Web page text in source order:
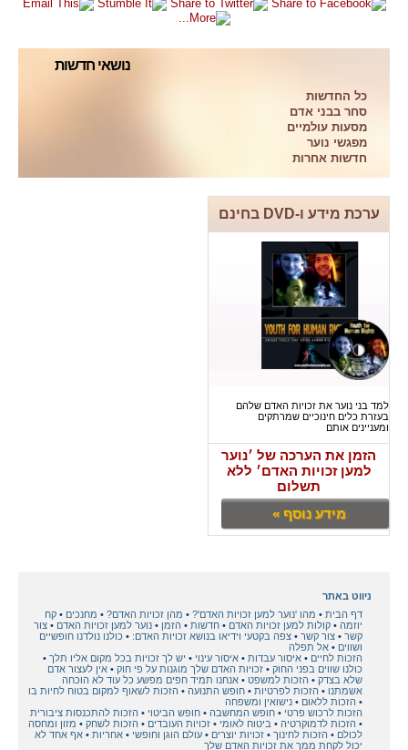
נושאי חדשות
כל החדשות
סחר בבני אדם
מסעות עולמיים
מפגשי נוער
חדשות אחרות
ערכת מידע ו-DVD בחינם
למד בני נוער את זכויות האדם שלהם
בעזרת כלים חינוכיים שמרתקים
ומעניינים אותם
הזמן את הערכה של ׳נוער
למען זכויות האדם׳ ללא
תשלום
מידע נוסף »
ניווט באתר
דף הבית
מהו 'נוער למען זכויות האדם'? מהן זכויות האדם? מחנכים
קח
יוזמה
קולות למען זכויות האדם חדשות הזמן נוער למען זכויות האדם
צור
קשר
צור קשר צפה בקטעי וידיאו בנושא זכויות האדם:
כולנו נולדנו חופשיים
ושווים
אל תפלה
הזכות לחיים
איסור עבדות איסור עינוי
יש לך זכויות בכל מקום אליו תלך
כולנו שווים בפני החוק
זכויות האדם שלך מוגנות על פי חוק
אין לעצור אדם
שלא בצדק
הזכות למשפט
אנחנו תמיד חפים מפשע כל עוד לא הוכחה
אשמתנו
הזכות לפרטיות חופש התנועה
הזכות לשאוף למקום בטוח לחיות בו
הזכות ללאום
נישואין ומשפחה
הזכות לרכוש פרטי
חופש המחשבה חופש הביטוי
הזכות להתכנסות ציבורית
הזכות לדמוקרטיה
ביטוח לאומי זכויות העובדים הזכות לשחק
מזון ומחסה
לכולם
הזכות לחינוך זכויות יוצרים עולם הוגן וחופשי אחריות
אף אחד לא
יכול לקחת ממך את זכויות האדם שלך